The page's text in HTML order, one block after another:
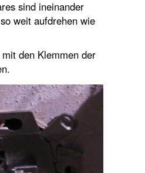
sind ineinander
weit aufdrehen wie
den Klemmen der